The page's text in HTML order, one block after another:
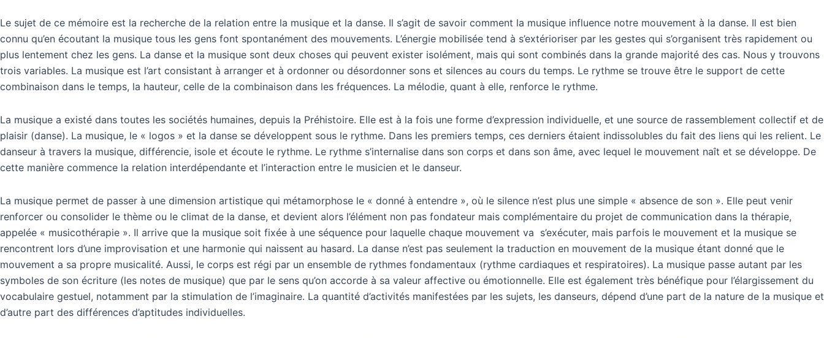
Le sujet de ce mémoire est la recherche de la relation entre la musique et la danse. Il s’agit de savoir comment la musique influence notre mouvement à la danse. Il est bien
connu qu’en écoutant la musique tous les gens font spontanément des mouvements. L’énergie mobilisée tend à s’extérioriser par les gestes qui s’organisent très rapidement ou
plus lentement chez les gens. La danse et la musique sont deux choses qui peuvent exister isolément, mais qui sont combinés dans la grande majorité des cas. Nous y trouvons
trois variables. La musique est l’art consistant à arranger et à ordonner ou désordonner sons et silences au cours du temps. Le rythme se trouve être le support de cette
combinaison dans le temps, la hauteur, celle de la combinaison dans les fréquences. La mélodie, quant à elle, renforce le rythme.
La musique a existé dans toutes les sociétés humaines, depuis la Préhistoire. Elle est à la fois une forme d’expression individuelle, et une source de rassemblement collectif et de
plaisir (danse). La musique, le « logos » et la danse se développent sous le rythme. Dans les premiers temps, ces derniers étaient indissolubles du fait des liens qui les relient. Le
danseur à travers la musique, différencie, isole et écoute le rythme. Le rythme s’internalise dans son corps et dans son âme, avec lequel le mouvement naît et se développe. De
cette manière commence la relation interdépendante et l’interaction entre le musicien et le danseur.
La musique permet de passer à une dimension artistique qui métamorphose le « donné à entendre », où le silence n’est plus une simple « absence de son ». Elle peut venir
renforcer ou consolider le thème ou le climat de la danse, et devient alors l’élément non pas fondateur mais complémentaire du projet de communication dans la thérapie,
appelée « musicothérapie ». Il arrive que la musique soit fixée à une séquence pour laquelle chaque mouvement va s’exécuter, mais parfois le mouvement et la musique se
rencontrent lors d’une improvisation et une harmonie qui naissent au hasard. La danse n’est pas seulement la traduction en mouvement de la musique étant donné que le
mouvement a sa propre musicalité. Aussi, le corps est régi par un ensemble de rythmes fondamentaux (rythme cardiaques et respiratoires). La musique passe autant par les
symboles de son écriture (les notes de musique) que par le sens qu’on accorde à sa valeur affective ou émotionnelle. Elle est également très bénéfique pour l’élargissement du
vocabulaire gestuel, notamment par la stimulation de l’imaginaire. La quantité d’activités manifestées par les sujets, les danseurs, dépend d’une part de la nature de la musique et
d’autre part des différences d’aptitudes individuelles.